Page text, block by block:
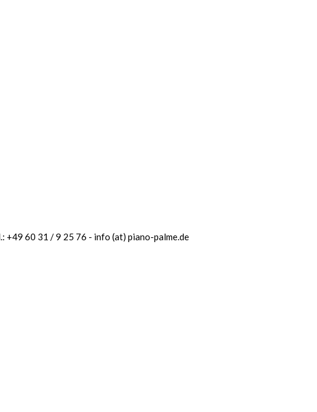
+49 60 31 / 9 25 76 - info (at) piano-palme.de